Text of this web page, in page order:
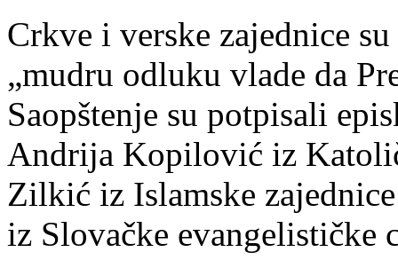
Crkve i verske zajednice
„mudru odluku vlade da
Saopštenje su potpisali
Andrija Kopilović iz
Zilkić iz Islamske
iz Slovačke evangelističke